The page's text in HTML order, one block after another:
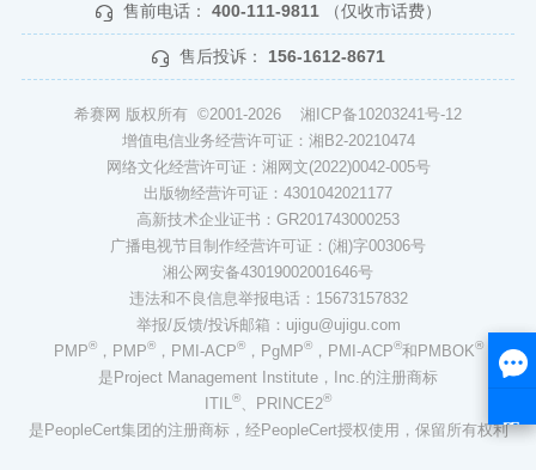
售前电话： 400-111-9811 （仅收市话费）
售后投诉： 156-1612-8671
希赛网 版权所有 ©2001-2026 湘ICP备10203241号-12
增值电信业务经营许可证：湘B2-20210474
网络文化经营许可证：湘网文(2022)0042-005号
出版物经营许可证：4301042021177
高新技术企业证书：GR201743000253
广播电视节目制作经营许可证：(湘)字00306号
湘公网安备43019002001646号
违法和不良信息举报电话：15673157832
举报/反馈/投诉邮箱：ujigu@ujigu.com
PMP®，PMP®，PMI-ACP®，PgMP®，PMI-ACP®和PMBOK®
是Project Management Institute，Inc.的注册商标
ITIL®、PRINCE2®
是PeopleCert集团的注册商标，经PeopleCert授权使用，保留所有权利